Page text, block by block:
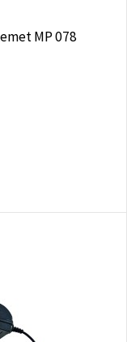
MP 078